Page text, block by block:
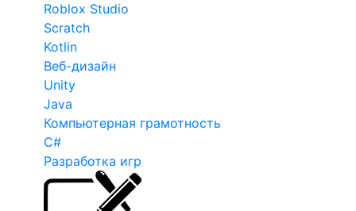
Roblox Studio
Scratch
Kotlin
Веб-дизайн
Unity
Java
Компьютерная грамотность
C#
Разработка игр